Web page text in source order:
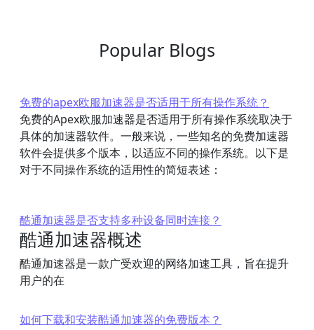
Popular Blogs
免费的apex欧服加速器是否适用于所有操作系统？
免费的Apex欧服加速器是否适用于所有操作系统取决于
具体的加速器软件。一般来说，一些知名的免费加速器
软件会提供多个版本，以适应不同的操作系统。以下是
对于不同操作系统的适用性的简短表述：
酷通加速器是否支持多种设备同时连接？
酷通加速器概述
酷通加速器是一款广受欢迎的网络加速工具，旨在提升
用户的在
如何下载和安装酷通加速器的免费版本？